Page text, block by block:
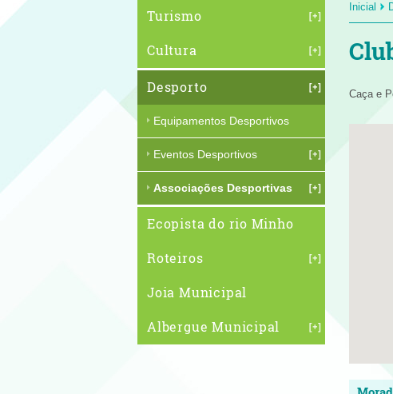
Turismo
Cultura
Desporto
Equipamentos Desportivos
Eventos Desportivos
Associações Desportivas
Ecopista do rio Minho
Roteiros
Joia Municipal
Albergue Municipal
Inicial
Caça e